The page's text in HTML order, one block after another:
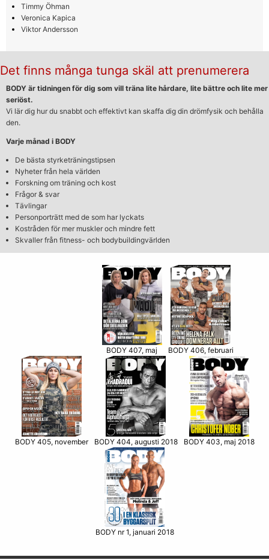
Timmy Öhman
Veronica Kapica
Viktor Andersson
Det finns många tunga skäl att prenumerera
BODY är tidningen för dig som vill träna lite hårdare, lite bättre och lite mer
seriöst.
Vi lär dig hur du snabbt och effektivt kan skaffa dig din drömfysik och behålla
den.
Varje månad i BODY
De bästa styrketräningstipsen
Nyheter från hela världen
Forskning om träning och kost
Frågor & svar
Tävlingar
Personporträtt med de som har lyckats
Kostråden för mer muskler och mindre fett
Skvaller från fitness- och bodybuildingvärlden
BODY 407, maj BODY 406, februari
BODY 405, november BODY 404, augusti 2018 BODY 403, maj 2018
BODY nr 1, januari 2018